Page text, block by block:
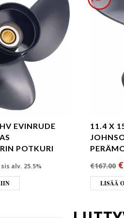
EVINRUDE
POTKURI
hinta oli: €167.00.
hinta on: €150.30.
sis alv. 25.5%
11.4 X
€167.00 €
LISÄÄ